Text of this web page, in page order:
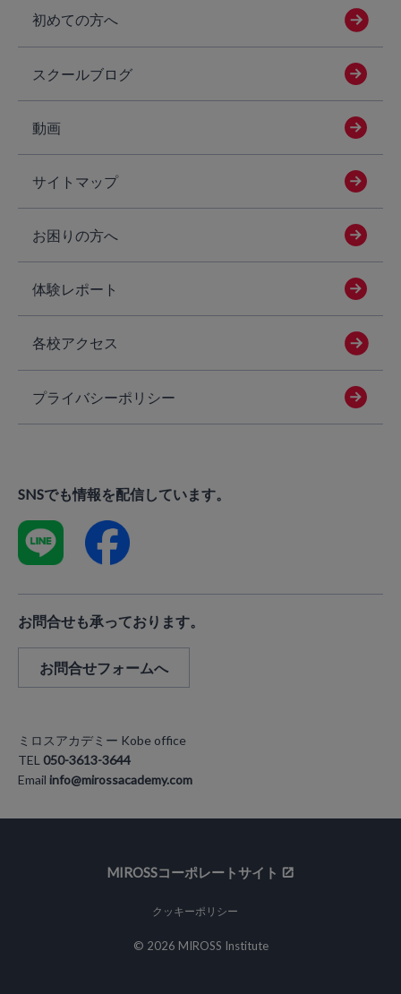
初めての方へ
スクールブログ
動画
サイトマップ
お困りの方へ
体験レポート
各校アクセス
プライバシーポリシー
SNSでも情報を配信しています。
お問合せも承っております。
お問合せフォームへ
ミロスアカデミー Kobe office
TEL 050-3613-3644
Emailinfo@mirossacademy.com
MIROSSコーポレートサイト
クッキーポリシー
© 2026 MIROSS Institute